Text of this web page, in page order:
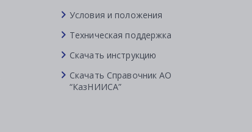
Условия и положения
Техническая поддержка
Скачать инструкцию
Скачать Справочник АО
“КазНИИСА”